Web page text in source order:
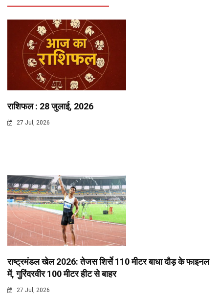
राशिफल : 28 जुलाई, 2026
27 Jul, 2026
राष्ट्रमंडल खेल 2026: तेजस शिर्से 110 मीटर बाधा दौड़ के फाइनल
में, गुरिंदरवीर 100 मीटर हीट से बाहर
27 Jul, 2026